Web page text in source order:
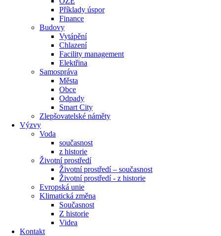
Příklady úspor
Finance
Budovy
Vytápění
Chlazení
Facility management
Elektřina
Samospráva
Města
Obce
Odpady
Smart City
Zlepšovatelské náměty
Výzvy
Voda
současnost
z historie
Životní prostředí
Životní prostředí – současnost
Životní prostředí ​- z historie
Evropská unie
Klimatická změna
Současnost
Z historie
Videa
Kontakt